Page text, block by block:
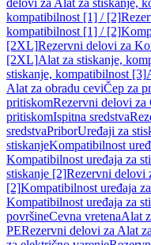
delovi za Alat za stiskanje,
kompatibilnost [1] / [2]
kompatibilnost [1] / [2]
[2XL]Rezervni delovi za
[2XL]Alat za stiskanje,
stiskanje, kompatibilnost [3]
Alat za obradu ceviČep za
pritiskomRezervni delovi za
pritiskomIspitna sredstva
sredstvaPriborUređaji za
stiskanjeKompatibilnost
Kompatibilnost uređaja za
stiskanje [2]Rezervni delovi
[2]Kompatibilnost uređaja
Kompatibilnost uređaja za
površineCevna vretenaAlat
PERezervni delovi za Alat